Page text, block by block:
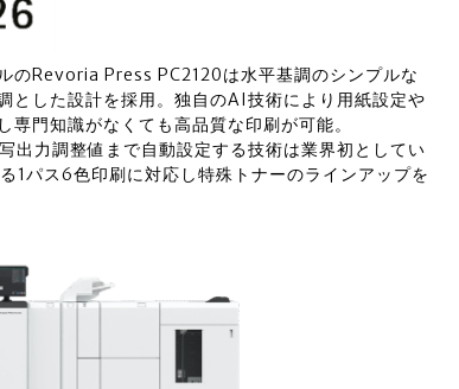
のRevoria Press PC2120は水平基調のシンプルな
とした設計を採用。独自のAI技術により用紙設定や
門知識がなくても高品質な印刷が可能。
出力調整値まで自動設定する技術は業界初としてい
1パス6色印刷に対応し特殊トナーのラインアップを